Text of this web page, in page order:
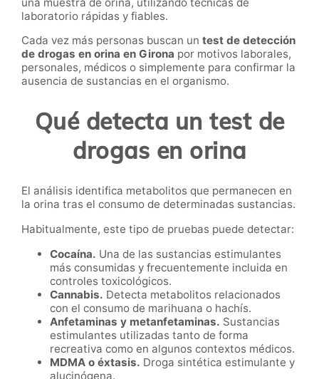
laboratorio rápidas y fiables.
Cada vez más personas buscan un test de detección
de drogas en orina en Girona por motivos laborales,
personales, médicos o simplemente para confirmar la
ausencia de sustancias en el organismo.
Qué detecta un test de
drogas en orina
El análisis identifica metabolitos que permanecen en
la orina tras el consumo de determinadas sustancias.
Habitualmente, este tipo de pruebas puede detectar:
Cocaína. Una de las sustancias estimulantes
más consumidas y frecuentemente incluida en
controles toxicológicos.
Cannabis. Detecta metabolitos relacionados
con el consumo de marihuana o hachís.
Anfetaminas y metanfetaminas. Sustancias
estimulantes utilizadas tanto de forma
recreativa como en algunos contextos médicos.
MDMA o éxtasis. Droga sintética estimulante y
alucinógena.